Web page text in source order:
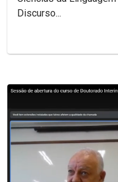
Discurso...